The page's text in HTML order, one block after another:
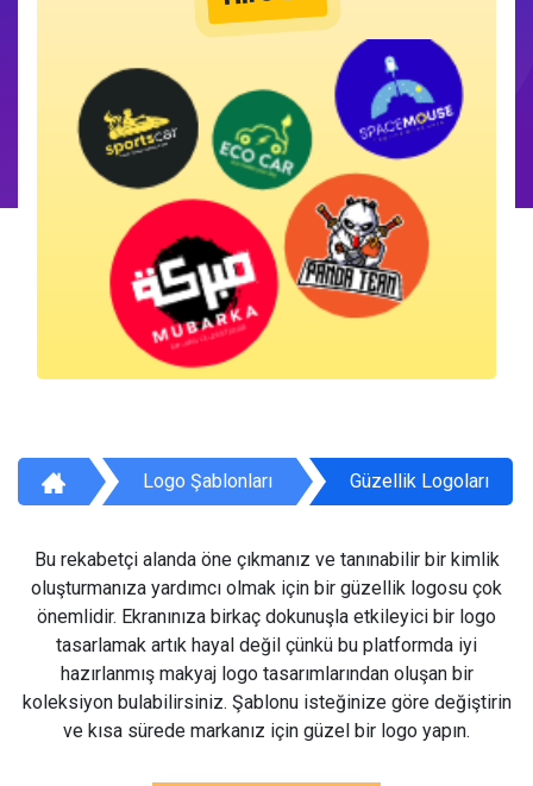
Logo Şablonları Güzellik Logoları
Bu rekabetçi alanda öne çıkmanız ve tanınabilir bir kimlik
oluşturmanıza yardımcı olmak için bir güzellik logosu çok
önemlidir. Ekranınıza birkaç dokunuşla etkileyici bir logo
tasarlamak artık hayal değil çünkü bu platformda iyi
hazırlanmış makyaj logo tasarımlarından oluşan bir
koleksiyon bulabilirsiniz. Şablonu isteğinize göre değiştirin
ve kısa sürede markanız için güzel bir logo yapın.